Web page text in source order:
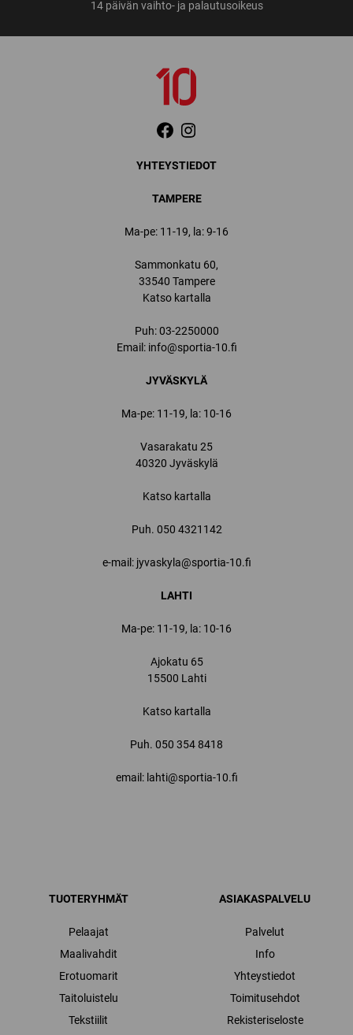
14 päivän vaihto- ja palautusoikeus
YHTEYSTIEDOT
TAMPERE
Ma-pe: 11-19, la: 9-16
Sammonkatu 60,
33540 Tampere
Katso kartalla
Puh:03-2250000
Email: info@sportia-10.fi
JYVÄSKYLÄ
Ma-pe: 11-19, la: 10-16
Vasarakatu 25
40320 Jyväskylä
Katso kartalla
Puh. 050 4321142
e-mail: jyvaskyla@sportia-10.fi
LAHTI
Ma-pe: 11-19, la: 10-16
Ajokatu 65
15500 Lahti
Katso kartalla
Puh. 050 354 8418
email: lahti@sportia-10.fi
TUOTERYHMÄT
Pelaajat
Maalivahdit
Erotuomarit
Taitoluistelu
Tekstiilit
ASIAKASPALVELU
Palvelut
Info
Yhteystiedot
Toimitusehdot
Rekisteriseloste